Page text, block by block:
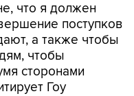
что я должен
поступков
а также чтобы
чтобы
сторонами
Гоу